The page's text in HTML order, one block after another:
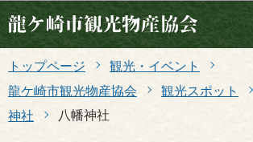
このページの本文へ移動
トップページ
観光・イベント
龍ケ崎市観光物産協会
観光スポット
神社
八幡神社